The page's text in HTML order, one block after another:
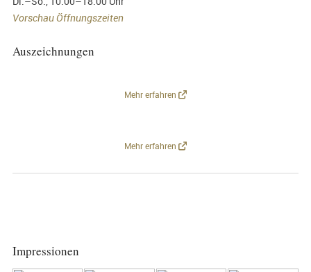
Vorschau Öffnungszeiten
Auszeichnungen
Mehr erfahren
Mehr erfahren
Impressionen